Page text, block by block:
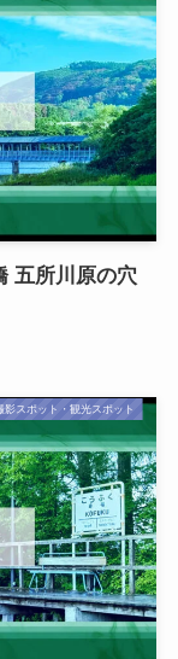
五所川原の穴
影スポット・観光スポット